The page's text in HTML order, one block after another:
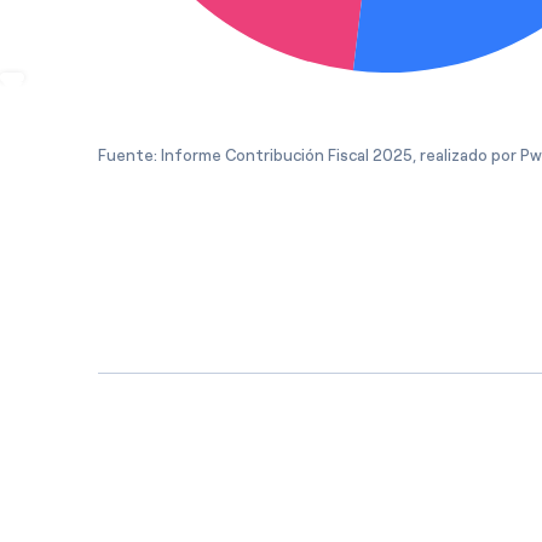
Fuente: Informe Contribución Fiscal 2025, realizado por